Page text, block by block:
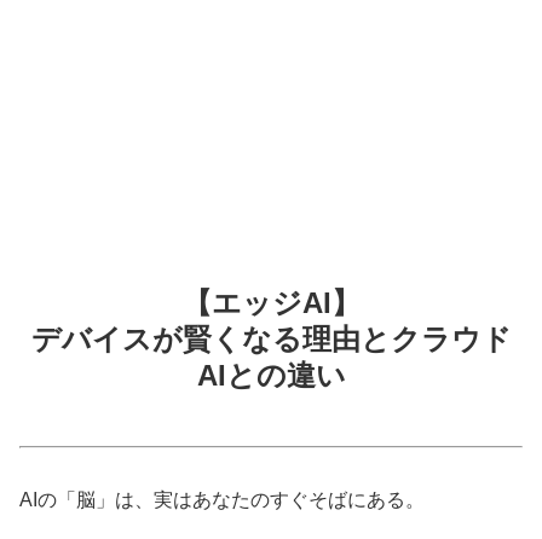
【エッジAI】
デバイスが賢くなる理由とクラウド
AIとの違い
AIの「脳」は、実はあなたのすぐそばにある。